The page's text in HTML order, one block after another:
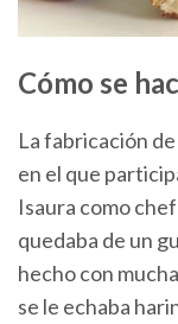
Cómo se
La fabricación
en el que
Isaura como
quedaba de un
hecho con
se le echaba